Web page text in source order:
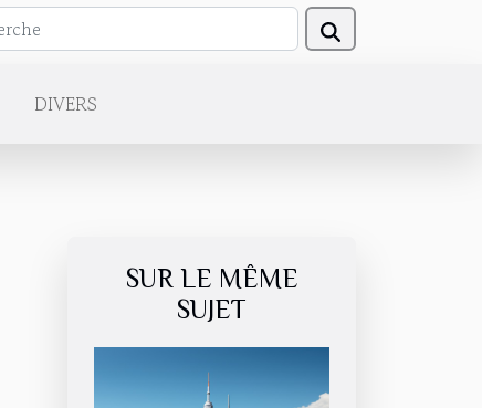
DIVERS
SUR LE MÊME
SUJET